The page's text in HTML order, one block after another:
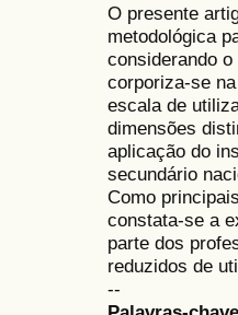
O presente
metodológica
considerando
corporiza-se
escala de
dimensões
aplicação do
secundário
Como
constata-se a
parte dos
reduzidos de
--